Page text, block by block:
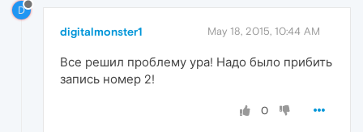
D
digitalmonster1 May 18, 2015, 10:44 AM
Все решил проблему ура! Надо было прибить
запись номер 2!
0